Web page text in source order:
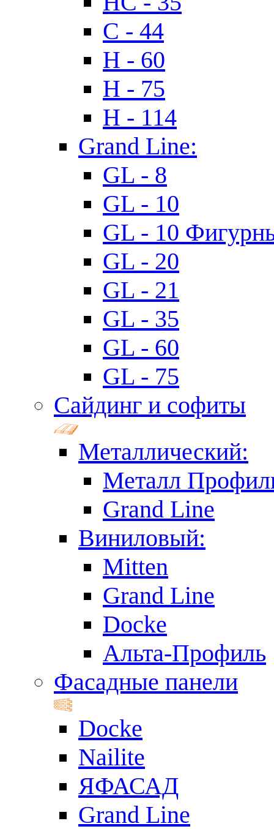
C - 44
H - 60
H - 75
H - 114
Grand Line:
GL - 8
GL - 10
GL - 10
GL - 20
GL - 21
GL - 35
GL - 60
GL - 75
Сайдинг и софиты
Металлический:
Металл
Grand Line
Виниловый:
Mitten
Grand Line
Docke
Альта-Профиль
Фасадные панели
Docke
Nailite
ЯФАСАД
Grand Line